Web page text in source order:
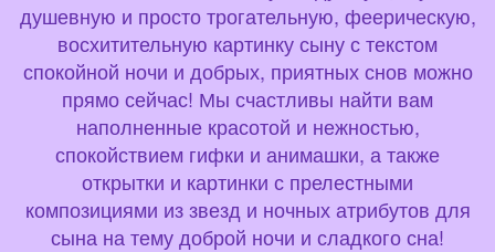
душевную и просто трогательную, феерическую,
восхитительную картинку сыну с текстом
спокойной ночи и добрых, приятных снов можно
прямо сейчас! Мы счастливы найти вам
наполненные красотой и нежностью,
спокойствием гифки и анимашки, а также
открытки и картинки с прелестными
композициями из звезд и ночных атрибутов для
сына на тему доброй ночи и сладкого сна!